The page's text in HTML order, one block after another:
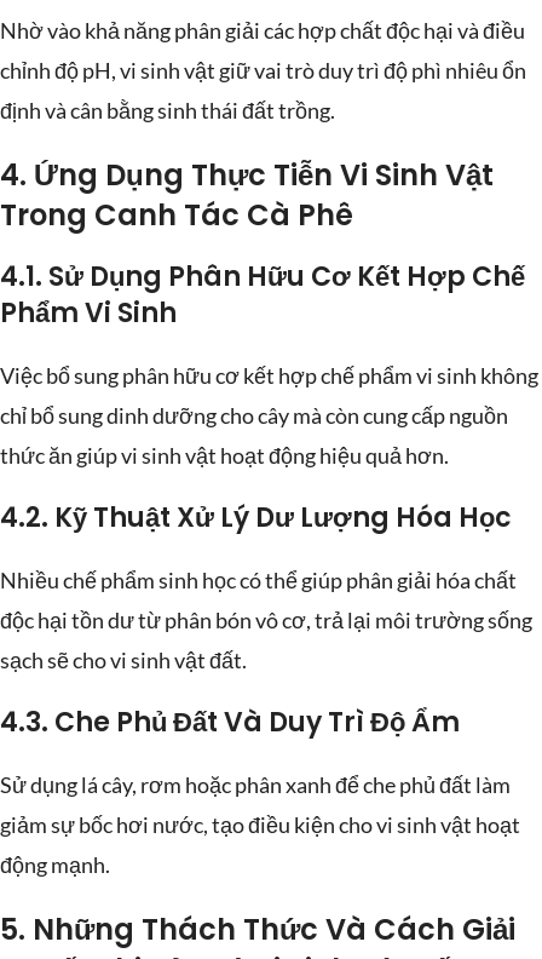
Nhờ vào khả năng phân giải các hợp chất độc hại và điều
chỉnh độ pH, vi sinh vật giữ vai trò duy trì độ phì nhiêu ổn
định và cân bằng sinh thái đất trồng.
4. Ứng Dụng Thực Tiễn Vi Sinh Vật
Trong Canh Tác Cà Phê
4.1. Sử Dụng Phân Hữu Cơ Kết Hợp Chế
Phẩm Vi Sinh
Việc bổ sung phân hữu cơ kết hợp chế phẩm vi sinh không
chỉ bổ sung dinh dưỡng cho cây mà còn cung cấp nguồn
thức ăn giúp vi sinh vật hoạt động hiệu quả hơn.
4.2. Kỹ Thuật Xử Lý Dư Lượng Hóa Học
Nhiều chế phẩm sinh học có thể giúp phân giải hóa chất
độc hại tồn dư từ phân bón vô cơ, trả lại môi trường sống
sạch sẽ cho vi sinh vật đất.
4.3. Che Phủ Đất Và Duy Trì Độ Ẩm
Sử dụng lá cây, rơm hoặc phân xanh để che phủ đất làm
giảm sự bốc hơi nước, tạo điều kiện cho vi sinh vật hoạt
động mạnh.
5. Những Thách Thức Và Cách Giải